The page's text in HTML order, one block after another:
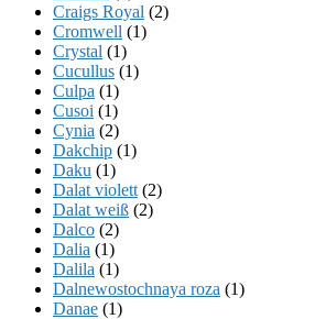
Craigs Royal (2)
Cromwell (1)
Crystal (1)
Cucullus (1)
Culpa (1)
Cusoi (1)
Cynia (2)
Dakchip (1)
Daku (1)
Dalat violett (2)
Dalat weiß (2)
Dalco (2)
Dalia (1)
Dalila (1)
Dalnewostochnaya roza (1)
Danae (1)